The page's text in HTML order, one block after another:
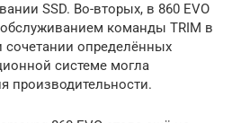
SSD. Во-вторых, в 860 EVO
команды TRIM в
сочетании определённых
системе могла
производительности.